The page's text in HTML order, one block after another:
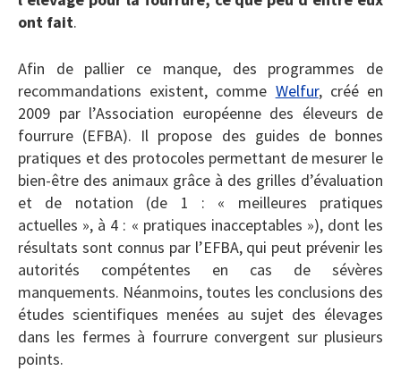
ont fait.
Afin de pallier ce manque, des programmes de
recommandations existent, comme Welfur, créé en
2009 par l’Association européenne des éleveurs de
fourrure (EFBA). Il propose des guides de bonnes
pratiques et des protocoles permettant de mesurer le
bien-être des animaux grâce à des grilles d’évaluation
et de notation (de 1 : « meilleures pratiques
actuelles », à 4 : « pratiques inacceptables »), dont les
résultats sont connus par l’EFBA, qui peut prévenir les
autorités compétentes en cas de sévères
manquements. Néanmoins, toutes les conclusions des
études scientifiques menées au sujet des élevages
dans les fermes à fourrure convergent sur plusieurs
points.